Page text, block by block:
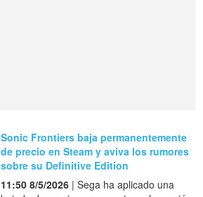
Sonic Frontiers baja permanentemente
de precio en Steam y aviva los rumores
sobre su Definitive Edition
11:50 8/5/2026 | Sega ha aplicado una